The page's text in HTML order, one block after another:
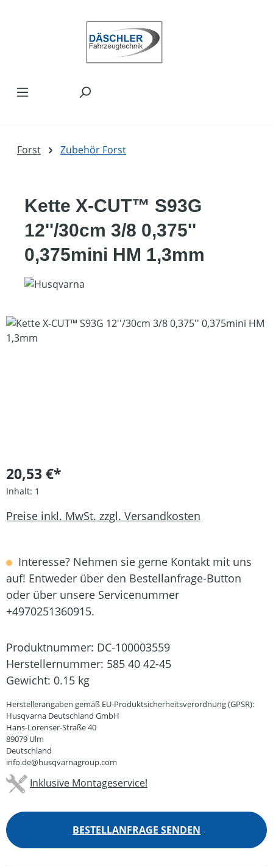
Forst Zubehör Forst
Kette X-CUT™ S93G
12''/30cm 3/8 0,375''
0,375mini HM 1,3mm
Bildergalerie überspringen
20,53 €*
Inhalt: 1
Preise inkl. MwSt. zzgl. Versandkosten
Interesse? Nehmen sie gerne Kontakt mit uns
auf! Entweder über den Bestellanfrage-Button
oder über unsere Servicenummer
+4970251360915.
Produktnummer: DC-100003559
Herstellernummer: 585 40 42-45
Gewicht: 0.15 kg
Herstellerangaben gemäß EU-Produktsicherheitsverordnung (GPSR):
Husqvarna Deutschland GmbH
Hans-Lorenser-Straße 40
89079 Ulm
Deutschland
info.de@husqvarnagroup.com
Inklusive Montageservice!
BESTELLANFRAGE SENDEN